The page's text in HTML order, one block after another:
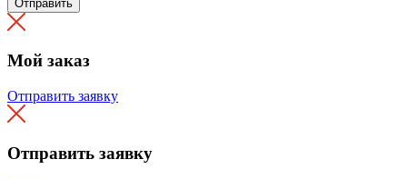
Отправить
Мой заказ
Отправить заявку
Отправить заявку